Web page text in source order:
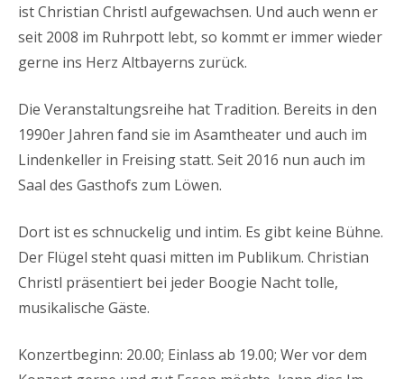
ist Christian Christl aufgewachsen. Und auch wenn er
seit 2008 im Ruhrpott lebt, so kommt er immer wieder
gerne ins Herz Altbayerns zurück.
Die Veranstaltungsreihe hat Tradition. Bereits in den
1990er Jahren fand sie im Asamtheater und auch im
Lindenkeller in Freising statt. Seit 2016 nun auch im
Saal des Gasthofs zum Löwen.
Dort ist es schnuckelig und intim. Es gibt keine Bühne.
Der Flügel steht quasi mitten im Publikum. Christian
Christl präsentiert bei jeder Boogie Nacht tolle,
musikalische Gäste.
Konzertbeginn: 20.00; Einlass ab 19.00; Wer vor dem